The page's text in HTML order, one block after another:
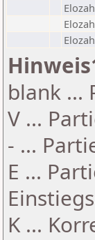
blank ...
V ...
- ...
E ...
K ...